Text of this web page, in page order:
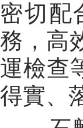
密切配
務，高
運檢查
得實、